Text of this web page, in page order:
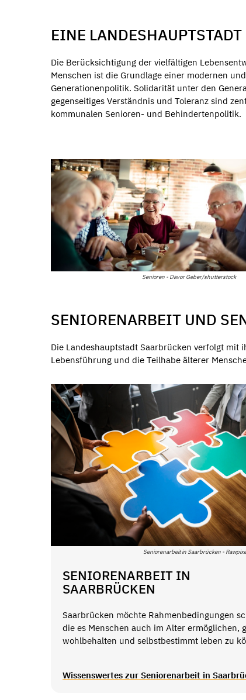
EINE
Die Berücksichtigung der vielfältigen
Menschen ist die Grundlage einer modernen
Generationenpolitik. Solidarität unter den
gegenseitiges Verständnis und Toleranz sind
kommunalen Senioren- und Behindertenpolitik.
Senioren - Davor Geber/shutterstock
SENIORENARBEIT UND
Die Landeshauptstadt Saarbrücken verfolgt
Lebensführung und die Teilhabe älterer
Seniorenarbeit in Saarbrücken -
SENIORENARBEIT IN
SAARBRÜCKEN
Saarbrücken möchte Rahmenbedingungen
die es Menschen auch im Alter ermöglichen,
wohlbehalten und selbstbestimmt leben zu
Wissenswertes zur Seniorenarbeit in